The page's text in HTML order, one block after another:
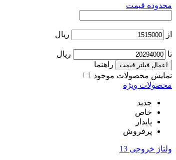
محدوده قیمت
از ریال
تا ریال
اعمال فیلتر قیمت
راهنما
نمایش محصولات موجود
محصولات ویژه
جدید
خاص
پایدار
پرفروش
ولتاژ خروجی 13